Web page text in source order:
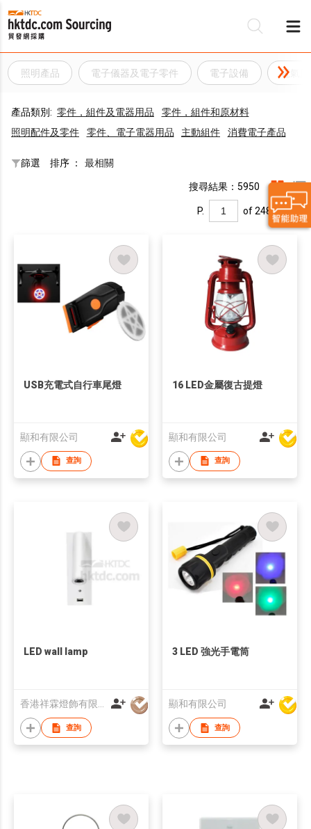
照明產品 電子儀器及電子零件 電子設備 電氣
產品類別: 零件，組件及電器用品
零件，組件和原材料
照明配件及零件
零件、電子電器用品 主動組件 消費電子產品
篩選 排序 ： 最相關
搜尋結果：5950
P. of 248
USB充電式自行車尾燈
顯和有限公司
查詢
16 LED金屬復古提燈
顯和有限公司
查詢
LED wall lamp
查詢
3 LED 強光手電筒
顯和有限公司
查詢